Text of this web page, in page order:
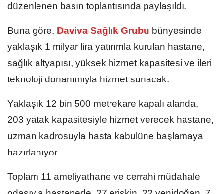
düzenlenen basın toplantısında paylaşıldı.
Buna göre, Daviva Sağlık Grubu bünyesinde
yaklaşık 1 milyar lira yatırımla kurulan hastane,
sağlık altyapısı, yüksek hizmet kapasitesi ve ileri
teknoloji donanımıyla hizmet sunacak.
Yaklaşık 12 bin 500 metrekare kapalı alanda,
203 yatak kapasitesiyle hizmet verecek hastane,
uzman kadrosuyla hasta kabulüne başlamaya
hazırlanıyor.
Toplam 11 ameliyathane ve cerrahi müdahale